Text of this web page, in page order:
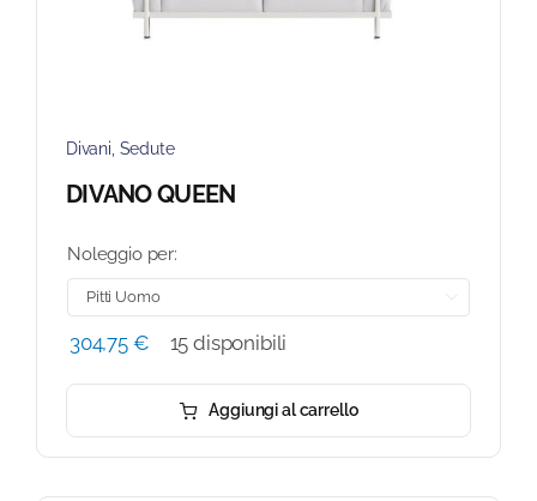
Divani, Sedute
DIVANO QUEEN
Noleggio per:
304,75 € 15 disponibili
Aggiungi al carrello